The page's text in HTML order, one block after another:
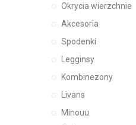
Okrycia wierzchnie
Akcesoria
Spodenki
Legginsy
Kombinezony
Livans
Minouu